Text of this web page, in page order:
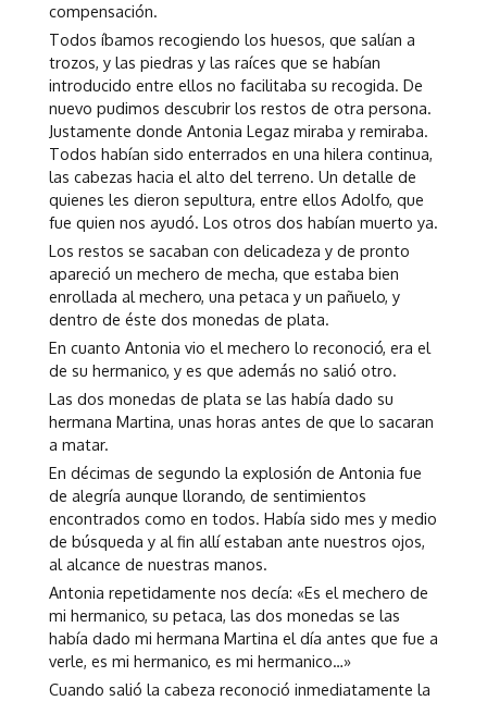
compensación.
Todos íbamos recogiendo los huesos, que salían a
trozos, y las piedras y las raíces que se habían
introducido entre ellos no facilitaba su recogida. De
nuevo pudimos descubrir los restos de otra persona.
Justamente donde Antonia Legaz miraba y remiraba.
Todos habían sido enterrados en una hilera continua,
las cabezas hacia el alto del terreno. Un detalle de
quienes les dieron sepultura, entre ellos Adolfo, que
fue quien nos ayudó. Los otros dos habían muerto ya.
Los restos se sacaban con delicadeza y de pronto
apareció un mechero de mecha, que estaba bien
enrollada al mechero, una petaca y un pañuelo, y
dentro de éste dos monedas de plata.
En cuanto Antonia vio el mechero lo reconoció, era el
de su hermanico, y es que además no salió otro.
Las dos monedas de plata se las había dado su
hermana Martina, unas horas antes de que lo sacaran
a matar.
En décimas de segundo la explosión de Antonia fue
de alegría aunque llorando, de sentimientos
encontrados como en todos. Había sido mes y medio
de búsqueda y al fin allí estaban ante nuestros ojos,
al alcance de nuestras manos.
Antonia repetidamente nos decía: «Es el mechero de
mi hermanico, su petaca, las dos monedas se las
había dado mi hermana Martina el día antes que fue a
verle, es mi hermanico, es mi hermanico…»
Cuando salió la cabeza reconoció inmediatamente la